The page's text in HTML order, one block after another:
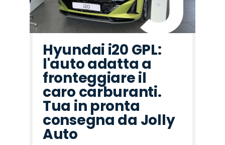
Hyundai i20 GPL:
l'auto adatta a
fronteggiare il
caro carburanti.
Tua in pronta
consegna da Jolly
Auto